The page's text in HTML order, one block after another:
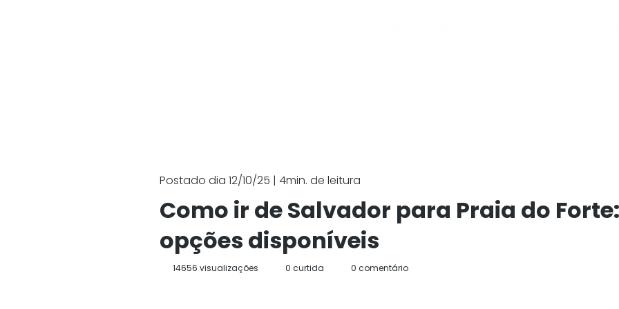
Postado dia 12/10/25 | 4min. de leitura
Como ir de Salvador para Praia do
opções disponíveis
0 comentário
0 curtida
14656 visualizações